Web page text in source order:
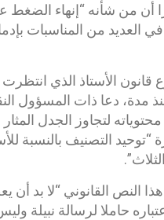
أن من شأنه “إنهاء الضغط
العديد من المناسبات
الأستاذ الذي انتظرت
مدة، دعا ذات المسؤول
لتجاوز الجدل المثار
التصنيف بالنسبة
النص القانوني “لا بد أن
حاملا لرسالة نبيلة